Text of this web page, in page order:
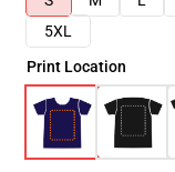
5XL
Print Location